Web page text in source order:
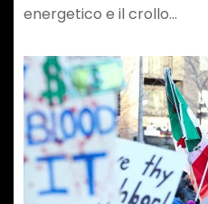
energetico e il crollo…